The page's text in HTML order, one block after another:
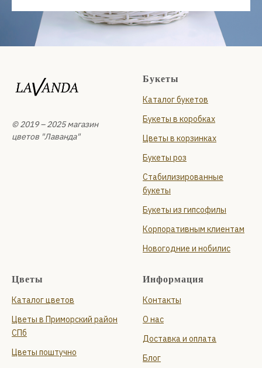
© 2019 – 2025 магазин
цветов "Лаванда"
Букеты
Каталог букетов
Букеты в коробках
Цветы в корзинках
Букеты роз
Стабилизированные
букеты
Букеты из гипсофилы
Корпоративным клиентам
Новогодние и нобилис
Цветы
Каталог цветов
Цветы в Приморский район
СПб
Цветы поштучно
Информация
Контакты
О нас
Доставка и оплата
Блог